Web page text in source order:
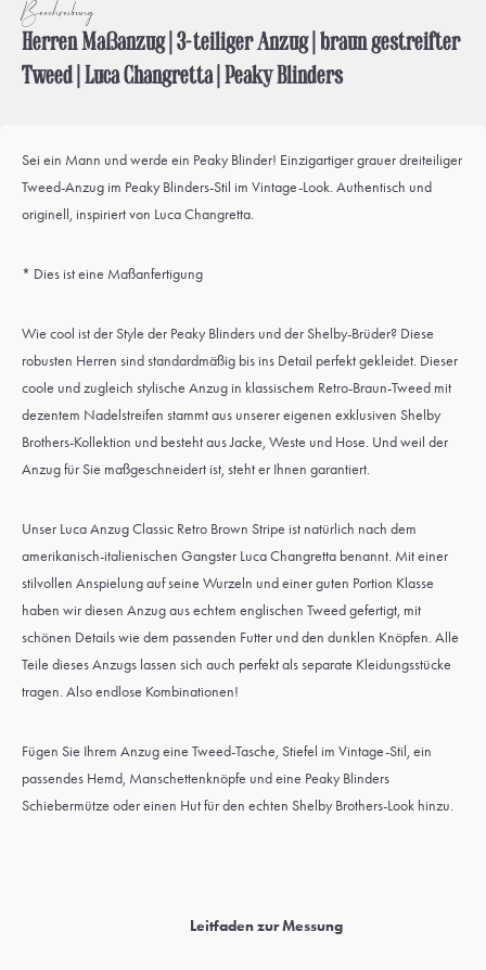
Beschreibung
Herren Maßanzug | 3-teiliger Anzug | braun gestreifter
Tweed | Luca Changretta | Peaky Blinders
Sei ein Mann und werde ein Peaky Blinder! Einzigartiger grauer dreiteiliger
Tweed-Anzug im Peaky Blinders-Stil im Vintage-Look. Authentisch und
originell, inspiriert von Luca Changretta.
* Dies ist eine Maßanfertigung
Wie cool ist der Style der Peaky Blinders und der Shelby-Brüder? Diese
robusten Herren sind standardmäßig bis ins Detail perfekt gekleidet. Dieser
coole und zugleich stylische Anzug in klassischem Retro-Braun-Tweed mit
dezentem Nadelstreifen stammt aus unserer eigenen exklusiven Shelby
Brothers-Kollektion und besteht aus Jacke, Weste und Hose. Und weil der
Anzug für Sie maßgeschneidert ist, steht er Ihnen garantiert.
Unser Luca Anzug Classic Retro Brown Stripe ist natürlich nach dem
amerikanisch-italienischen Gangster Luca Changretta benannt. Mit einer
stilvollen Anspielung auf seine Wurzeln und einer guten Portion Klasse
haben wir diesen Anzug aus echtem englischen Tweed gefertigt, mit
schönen Details wie dem passenden Futter und den dunklen Knöpfen. Alle
Teile dieses Anzugs lassen sich auch perfekt als separate Kleidungsstücke
tragen. Also endlose Kombinationen!
Fügen Sie Ihrem Anzug eine Tweed-Tasche, Stiefel im Vintage-Stil, ein
passendes Hemd, Manschettenknöpfe und eine Peaky Blinders
Schiebermütze oder einen Hut für den echten Shelby Brothers-Look hinzu.
Leitfaden zur Messung